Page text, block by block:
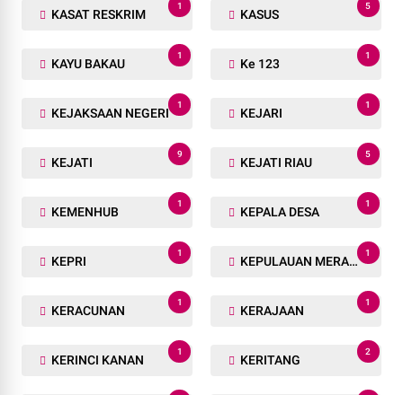
KASAT RESKRIM
1
KASUS
5
KAYU BAKAU
1
Ke 123
1
KEJAKSAAN NEGERI
1
KEJARI
1
KEJATI
9
KEJATI RIAU
5
KEMENHUB
1
KEPALA DESA
1
KEPRI
1
KEPULAUAN MERANTI
1
KERACUNAN
1
KERAJAAN
1
KERINCI KANAN
1
KERITANG
2